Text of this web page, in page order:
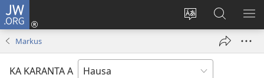
JW.ORG
Ka
dandalin
Ka
Shiga
window)
Bincika
JW.ORG
KA
Markus
KA KARANTA A